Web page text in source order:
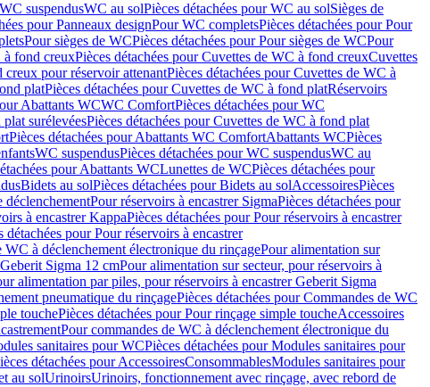
suspendusWC au solPièces détachées pour WC au solSièges de
pour Panneaux designPour WC completsPièces détachées pour Pour
Pour sièges de WCPièces détachées pour Pour sièges de WCPour
à fond creuxPièces détachées pour Cuvettes de WC à fond creuxCuvettes
pour réservoir attenantPièces détachées pour Cuvettes de WC à
platPièces détachées pour Cuvettes de WC à fond platRéservoirs
Abattants WCWC ComfortPièces détachées pour WC
surélevéesPièces détachées pour Cuvettes de WC à fond plat
Pièces détachées pour Abattants WC ComfortAbattants WCPièces
WC suspendusPièces détachées pour WC suspendusWC au
pour Abattants WCLunettes de WCPièces détachées pour
Bidets au solPièces détachées pour Bidets au solAccessoiresPièces
déclenchementPour réservoirs à encastrer SigmaPièces détachées pour
à encastrer KappaPièces détachées pour Pour réservoirs à encastrer
détachées pour Pour réservoirs à encastrer
WC à déclenchement électronique du rinçagePour alimentation sur
Sigma 12 cmPour alimentation sur secteur, pour réservoirs à
alimentation par piles, pour réservoirs à encastrer Geberit Sigma
pneumatique du rinçagePièces détachées pour Commandes de WC
touchePièces détachées pour Pour rinçage simple toucheAccessoires
Pour commandes de WC à déclenchement électronique du
sanitaires pour WCPièces détachées pour Modules sanitaires pour
détachées pour AccessoiresConsommablesModules sanitaires pour
au solUrinoirsUrinoirs, fonctionnement avec rinçage, avec rebord de